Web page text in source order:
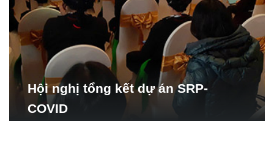
Hội nghị tổng kết dự án SRP-
COVID